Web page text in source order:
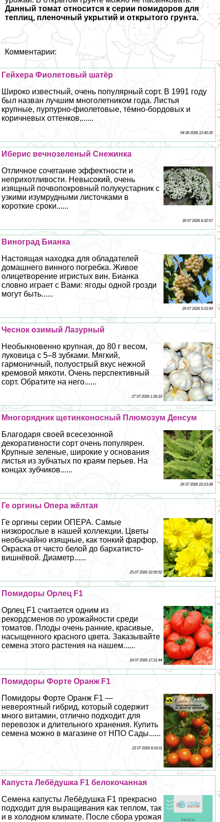
Данный томат относится к серии помидоров для
теплиц, пленочный укрытий и открытого грунта.
Комментарии:
Гeйхера Фиолетовый шатёр
Широко известный, очень популярный сорт. В 1991 году
был назван лучшим многолетником года. Листья
крупные, пурпурно-фиолетовые, тёмно-бордовых и
коричневых оттенков,......
04 08 2026 12:40:35
Иберис вечнозеленый Снежинка
Отличное сочетание эффектности и
неприхотливости. Невысокий, очень
изящный почвопокровный полукустарник с
узкими изумрудными листочками в
короткие сроки......
30 07 2026 8:32:57
Виноград Бианка
Настоящая находка для обладателей
домашнего винного погребка. Живое
олицетворение игристых вин. Бианка
словно играет с Вами: ягоды одной грозди
могут быть......
29 07 2026 5:15:54
Чеснок озимый Лазурный
Необыкновенно крупная, до 80 г весом,
луковица с 5–8 зубками. Мягкий,
гармоничный, полуострый вкус нежной
кремовой мякоти. Очень перспективный
сорт. Обратите на него......
27 07 2026 1:26:16
Многорядник щетинконосный Плюмозум Денсум
Благодаря своей всесезонной
декоративности сорт очень популярен.
Крупные зеленые, широкие у основания
листья из зубчатых по краям перьев. На
концах зубчиков......
26 07 2026 22:23:38
Ге opгины Опера жёлтая
Ге opгины серии ОПЕРА. Самые
низкорослые в нашей коллекции. Цветы
необычайно изящные, как тонкий фарфор.
Окраска от чисто белой до бархатисто-
вишнёвой. Диаметр......
25 07 2026 22:59:52
Помидоры Орлец F1
Орлец F1 считается одним из
рекордсменов по урожайности среди
томатов. Плоды очень ранние, красивые,
насыщенного красного цвета. Заказывайте
семена этого растения на нашем......
24 07 2026 17:31:44
Помидоры Форте Оранж F1
Помидоры Форте Оранж F1 —
невероятный гибрид, который содержит
много витамин, отлично подходит для
перевозок и длительного хранения. Купить
семена можно в магазине от НПО Сады......
22 07 2026 8:16:11
Капуста Лебёдушка F1 белокочанная
Семена капусты Лебёдушка F1 прекрасно
подходит для выращивания как теплом, так
и в холодном климате. После сбора урожая